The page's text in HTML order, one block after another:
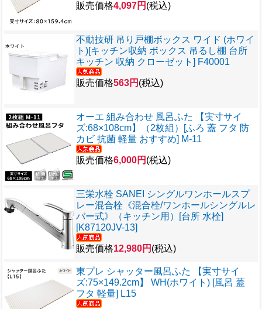
販売価格4,097円 (税込)
不動技研 吊り戸棚ボックス ワイド (ホワイ
ト)[キッチン収納 ボックス 吊るし棚 台所
キッチン 収納 クローゼット] F40001
販売価格563円 (税込)
オーエ 組み合わせ 風呂ふた 【実寸サイ
ズ:68×108cm】（2枚組）[ふろ 蓋 フタ 防
カビ 抗菌 軽量 おすすめ] M-11
販売価格6,000円 (税込)
三栄水栓 SANEI シングルワンホールスプ
レー混合栓《混合栓/ワンホールシングルレ
バー式》（キッチン用）[台所 水栓]
[K87120JV-13]
販売価格12,980円 (税込)
東プレ シャッター風呂ふた 【実寸サイ
ズ:75×149.2cm】 WH(ホワイト) [風呂 蓋
フタ 軽量] L15